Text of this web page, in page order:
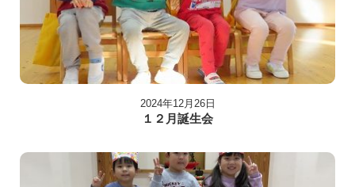
2024年12月26日
１２月誕生会